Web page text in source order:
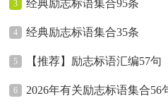
3 经典励志标语集合95条
4 经典励志标语集合35条
5 【推荐】励志标语汇编57句
6 2026年有关励志标语集合56